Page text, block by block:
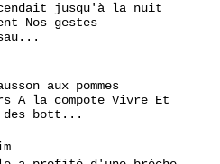
jusqu'à la nuit
Nos gestes
aux pommes
A la compote Vivre Et
des bott...